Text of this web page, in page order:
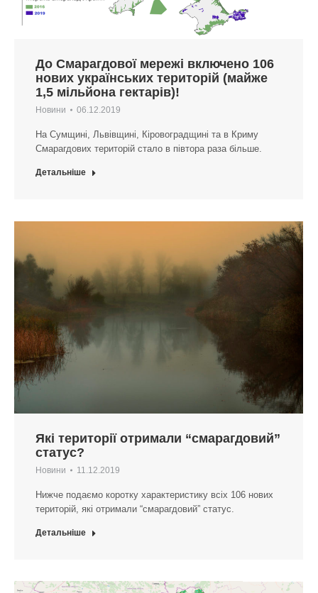
До Смарагдової мережі включено 106
нових українських територій (майже
1,5 мільйона гектарів)!
Новини 06.12.2019
На Сумщині, Львівщині, Кіровоградщині та в Криму
Смарагдових територій стало в півтора раза більше.
Детальніше
Які території отримали “смарагдовий”
статус?
Новини 11.12.2019
Нижче подаємо коротку характеристику всіх 106 нових
територій, які отримали “смарагдовий” статус.
Детальніше